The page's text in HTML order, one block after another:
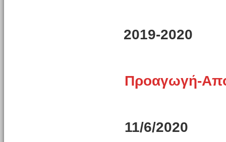
2019-2020
Προαγωγή-
11/6/2020